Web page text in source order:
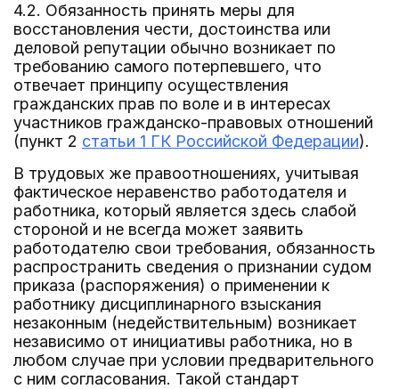
4.2. Обязанность принять меры для
восстановления чести, достоинства или
деловой репутации обычно возникает по
требованию самого потерпевшего, что
отвечает принципу осуществления
гражданских прав по воле и в интересах
участников гражданско-правовых отношений
(пункт 2 статьи 1 ГК Российской Федерации).
В трудовых же правоотношениях, учитывая
фактическое неравенство работодателя и
работника, который является здесь слабой
стороной и не всегда может заявить
работодателю свои требования, обязанность
распространить сведения о признании судом
приказа (распоряжения) о применении к
работнику дисциплинарного взыскания
незаконным (недействительным) возникает
независимо от инициативы работника, но в
любом случае при условии предварительного
с ним согласования. Такой стандарт